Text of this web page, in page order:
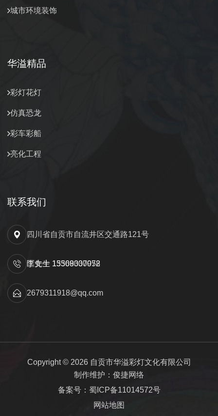
城市环境装饰
华溢精品
彩灯花灯
仿真恐龙
彩车彩船
亮化工程
联系我们
四川省自贡市自流井区交通路121号
匡先生 15309000052
李女士 13568337978
2679311918@qq.com
Copyright © 2026 自贡市华溢彩灯文化有限公司
制作维护：俊捷网络
备案号：蜀ICP备11014572号
网站地图